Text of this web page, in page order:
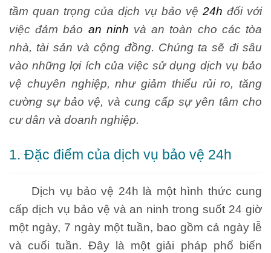
tầm quan trọng của dịch vụ bảo vệ 24h đối với
việc đảm bảo an ninh và an toàn cho các tòa
nhà, tài sản và cộng đồng. Chúng ta sẽ đi sâu
vào những lợi ích của việc sử dụng dịch vụ bảo
vệ chuyên nghiệp, như giảm thiểu rủi ro, tăng
cường sự bảo vệ, và cung cấp sự yên tâm cho
cư dân và doanh nghiệp.
1. Đặc điểm của dịch vụ bảo vệ 24h
Dịch vụ bảo vệ 24h là một hình thức cung
cấp dịch vụ bảo vệ và an ninh trong suốt 24 giờ
một ngày, 7 ngày một tuần, bao gồm cả ngày lễ
và cuối tuần. Đây là một giải pháp phổ biến